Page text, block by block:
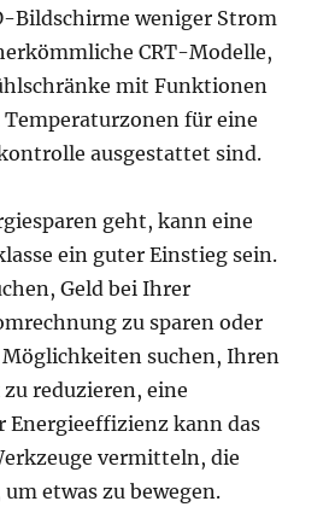
Bildschirme weniger Strom
CRT-Modelle,
mit Funktionen
für eine
ausgestattet sind.
geht, kann eine
ein guter Einstieg sein.
Geld bei Ihrer
zu sparen oder
suchen, Ihren
reduzieren, eine
Energieeffizienz kann das
vermitteln, die
etwas zu bewegen.